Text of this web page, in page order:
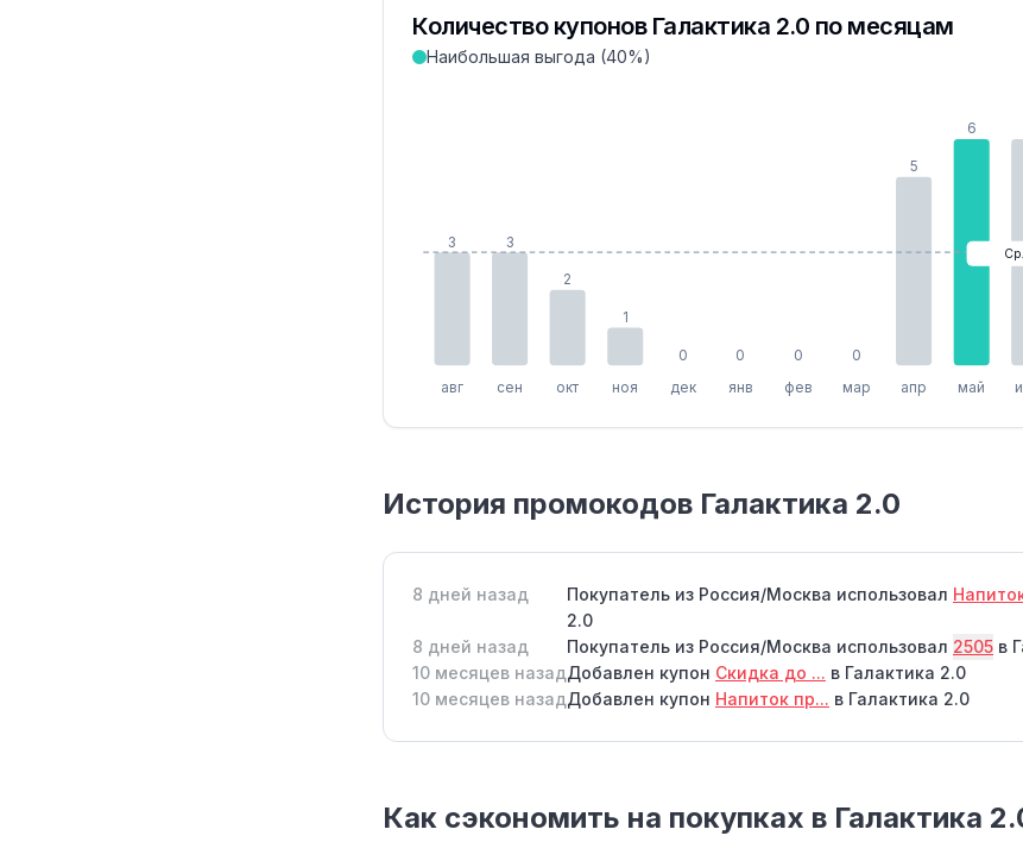
Количество купонов Галактика 2.0 по месяцам
Наибольшая выгода (40%)
3
авг
3
сен
2
окт
1
ноя
0
дек
0
янв
0
фев
0
мар
5
апр
6
май
История промокодов Галактика 2.0
8 дней назад Покупатель из Россия/Москва использовал
2.0
8 дней назад
Покупатель из Россия/Москва использовал 2505 в
10 месяцев назадДобавлен купон Скидка до ... в Галактика 2.0
10 месяцев назадДобавлен купон Напиток пр... в Галактика 2.0
Как сэкономить на покупках в Галактика